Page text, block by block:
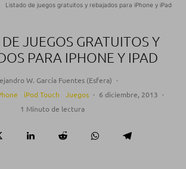
Listado de juegos gratuitos y rebajados para iPhone y iPad
JUEGOS GRATUITOS Y
PARA IPHONE Y IPAD
W. García Fuentes (Esfera) ·
iPod Touch Juegos · 6 diciembre, 2013 ·
1 Minuto de lectura